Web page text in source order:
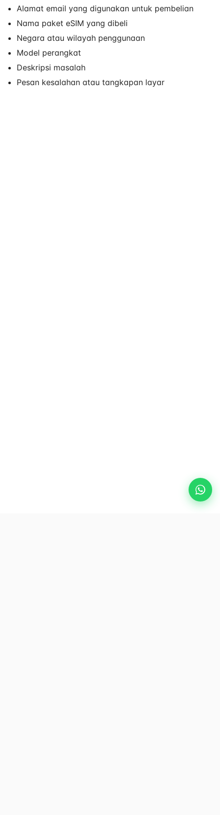
Alamat email yang digunakan untuk pembelian
Nama paket eSIM yang dibeli
Negara atau wilayah penggunaan
Model perangkat
Deskripsi masalah
Pesan kesalahan atau tangkapan layar